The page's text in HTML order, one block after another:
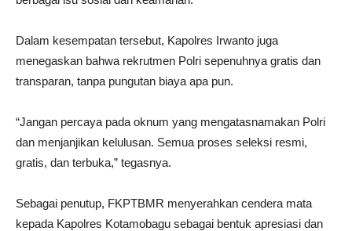
Dalam kesempatan tersebut, Kapolres Irwanto juga
menegaskan bahwa rekrutmen Polri sepenuhnya gratis dan
transparan, tanpa pungutan biaya apa pun.
“Jangan percaya pada oknum yang mengatasnamakan Polri
dan menjanjikan kelulusan. Semua proses seleksi resmi,
gratis, dan terbuka,” tegasnya.
Sebagai penutup, FKPTBMR menyerahkan cendera mata
kepada Kapolres Kotamobagu sebagai bentuk apresiasi dan